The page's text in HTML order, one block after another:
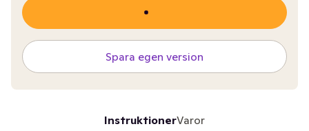
Spara egen version
InstruktionerVaror